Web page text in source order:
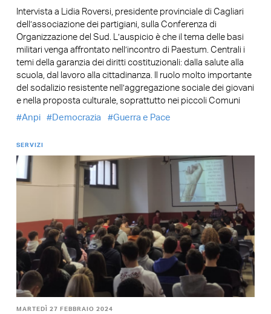
Intervista a Lidia Roversi, presidente provinciale di Cagliari
dell’associazione dei partigiani, sulla Conferenza di
Organizzazione del Sud. L’auspicio è che il tema delle basi
militari venga affrontato nell’incontro di Paestum. Centrali i
temi della garanzia dei diritti costituzionali: dalla salute alla
scuola, dal lavoro alla cittadinanza. Il ruolo molto importante
del sodalizio resistente nell’aggregazione sociale dei giovani
e nella proposta culturale, soprattutto nei piccoli Comuni
Anpi
Democrazia Guerra e Pace
SERVIZI
MARTEDÌ 27 FEBBRAIO 2024